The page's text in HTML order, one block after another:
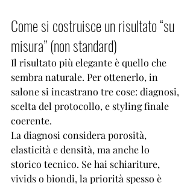
Come si costruisce un risultato “su
misura” (non standard)
Il risultato più elegante è quello che
sembra naturale. Per ottenerlo, in
salone si incastrano tre cose: diagnosi,
scelta del protocollo, e styling finale
coerente.
La diagnosi considera porosità,
elasticità e densità, ma anche lo
storico tecnico. Se hai schiariture,
vivids o biondi, la priorità spesso è